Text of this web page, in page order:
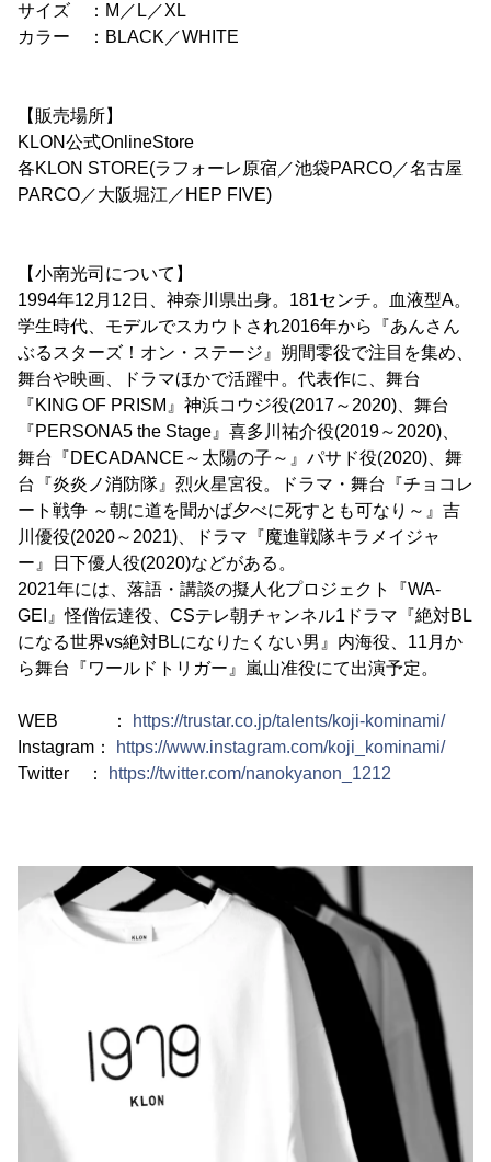
サイズ ：M／L／XL
カラー ：BLACK／WHITE
【販売場所】
KLON公式OnlineStore
各KLON STORE(ラフォーレ原宿／池袋PARCO／名古屋
PARCO／大阪堀江／HEP FIVE)
【小南光司について】
1994年12月12日、神奈川県出身。181センチ。血液型A。
学生時代、モデルでスカウトされ2016年から『あんさん
ぶるスターズ！オン・ステージ』朔間零役で注目を集め、
舞台や映画、ドラマほかで活躍中。代表作に、舞台
『KING OF PRISM』神浜コウジ役(2017～2020)、舞台
『PERSONA5 the Stage』喜多川祐介役(2019～2020)、
舞台『DECADANCE～太陽の子～』パサド役(2020)、舞
台『炎炎ノ消防隊』烈火星宮役。ドラマ・舞台『チョコレ
ート戦争 ～朝に道を聞かば夕べに死すとも可なり～』吉
川優役(2020～2021)、ドラマ『魔進戦隊キラメイジャ
ー』日下優人役(2020)などがある。
2021年には、落語・講談の擬人化プロジェクト『WA-
GEI』怪僧伝達役、CSテレ朝チャンネル1ドラマ『絶対BL
になる世界vs絶対BLになりたくない男』内海役、11月か
ら舞台『ワールドトリガー』嵐山准役にて出演予定。
WEB ：
https://trustar.co.jp/talents/koji-kominami/
Instagram：
https://www.instagram.com/koji_kominami/
Twitter ：
https://twitter.com/nanokyanon_1212